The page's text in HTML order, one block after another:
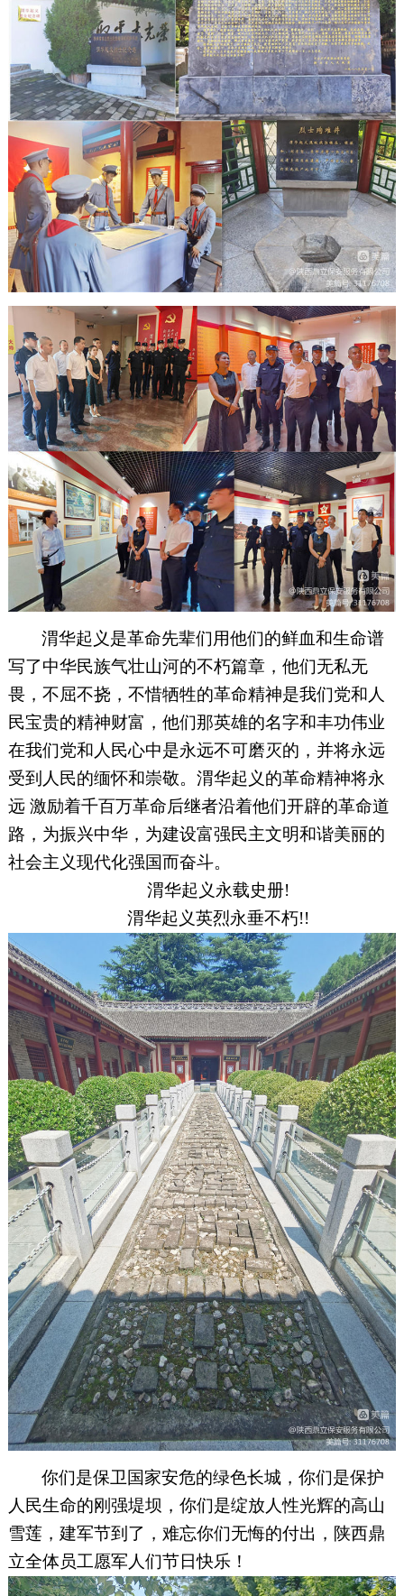
渭华起义是革命先辈们用他们的鲜血和生命谱
写了中华民族气壮山河的不朽篇章，他们无私无
畏，不屈不挠，不惜牺牲的革命精神是我们党和人
民宝贵的精神财富，他们那英雄的名字和丰功伟业
在我们党和人民心中是永远不可磨灭的，并将永远
受到人民的缅怀和崇敬。渭华起义的革命精神将永
远 激励着千百万革命后继者沿着他们开辟的革命道
路，为振兴中华，为建设富强民主文明和谐美丽的
社会主义现代化强国而奋斗。
渭华起义永载史册!
渭华起义英烈永垂不朽!!
你们是保卫国家安危的绿色长城，你们是保护
人民生命的刚强堤坝，你们是绽放人性光辉的高山
雪莲，建军节到了，难忘你们无悔的付出，陕西鼎
立全体员工愿军人们节日快乐！